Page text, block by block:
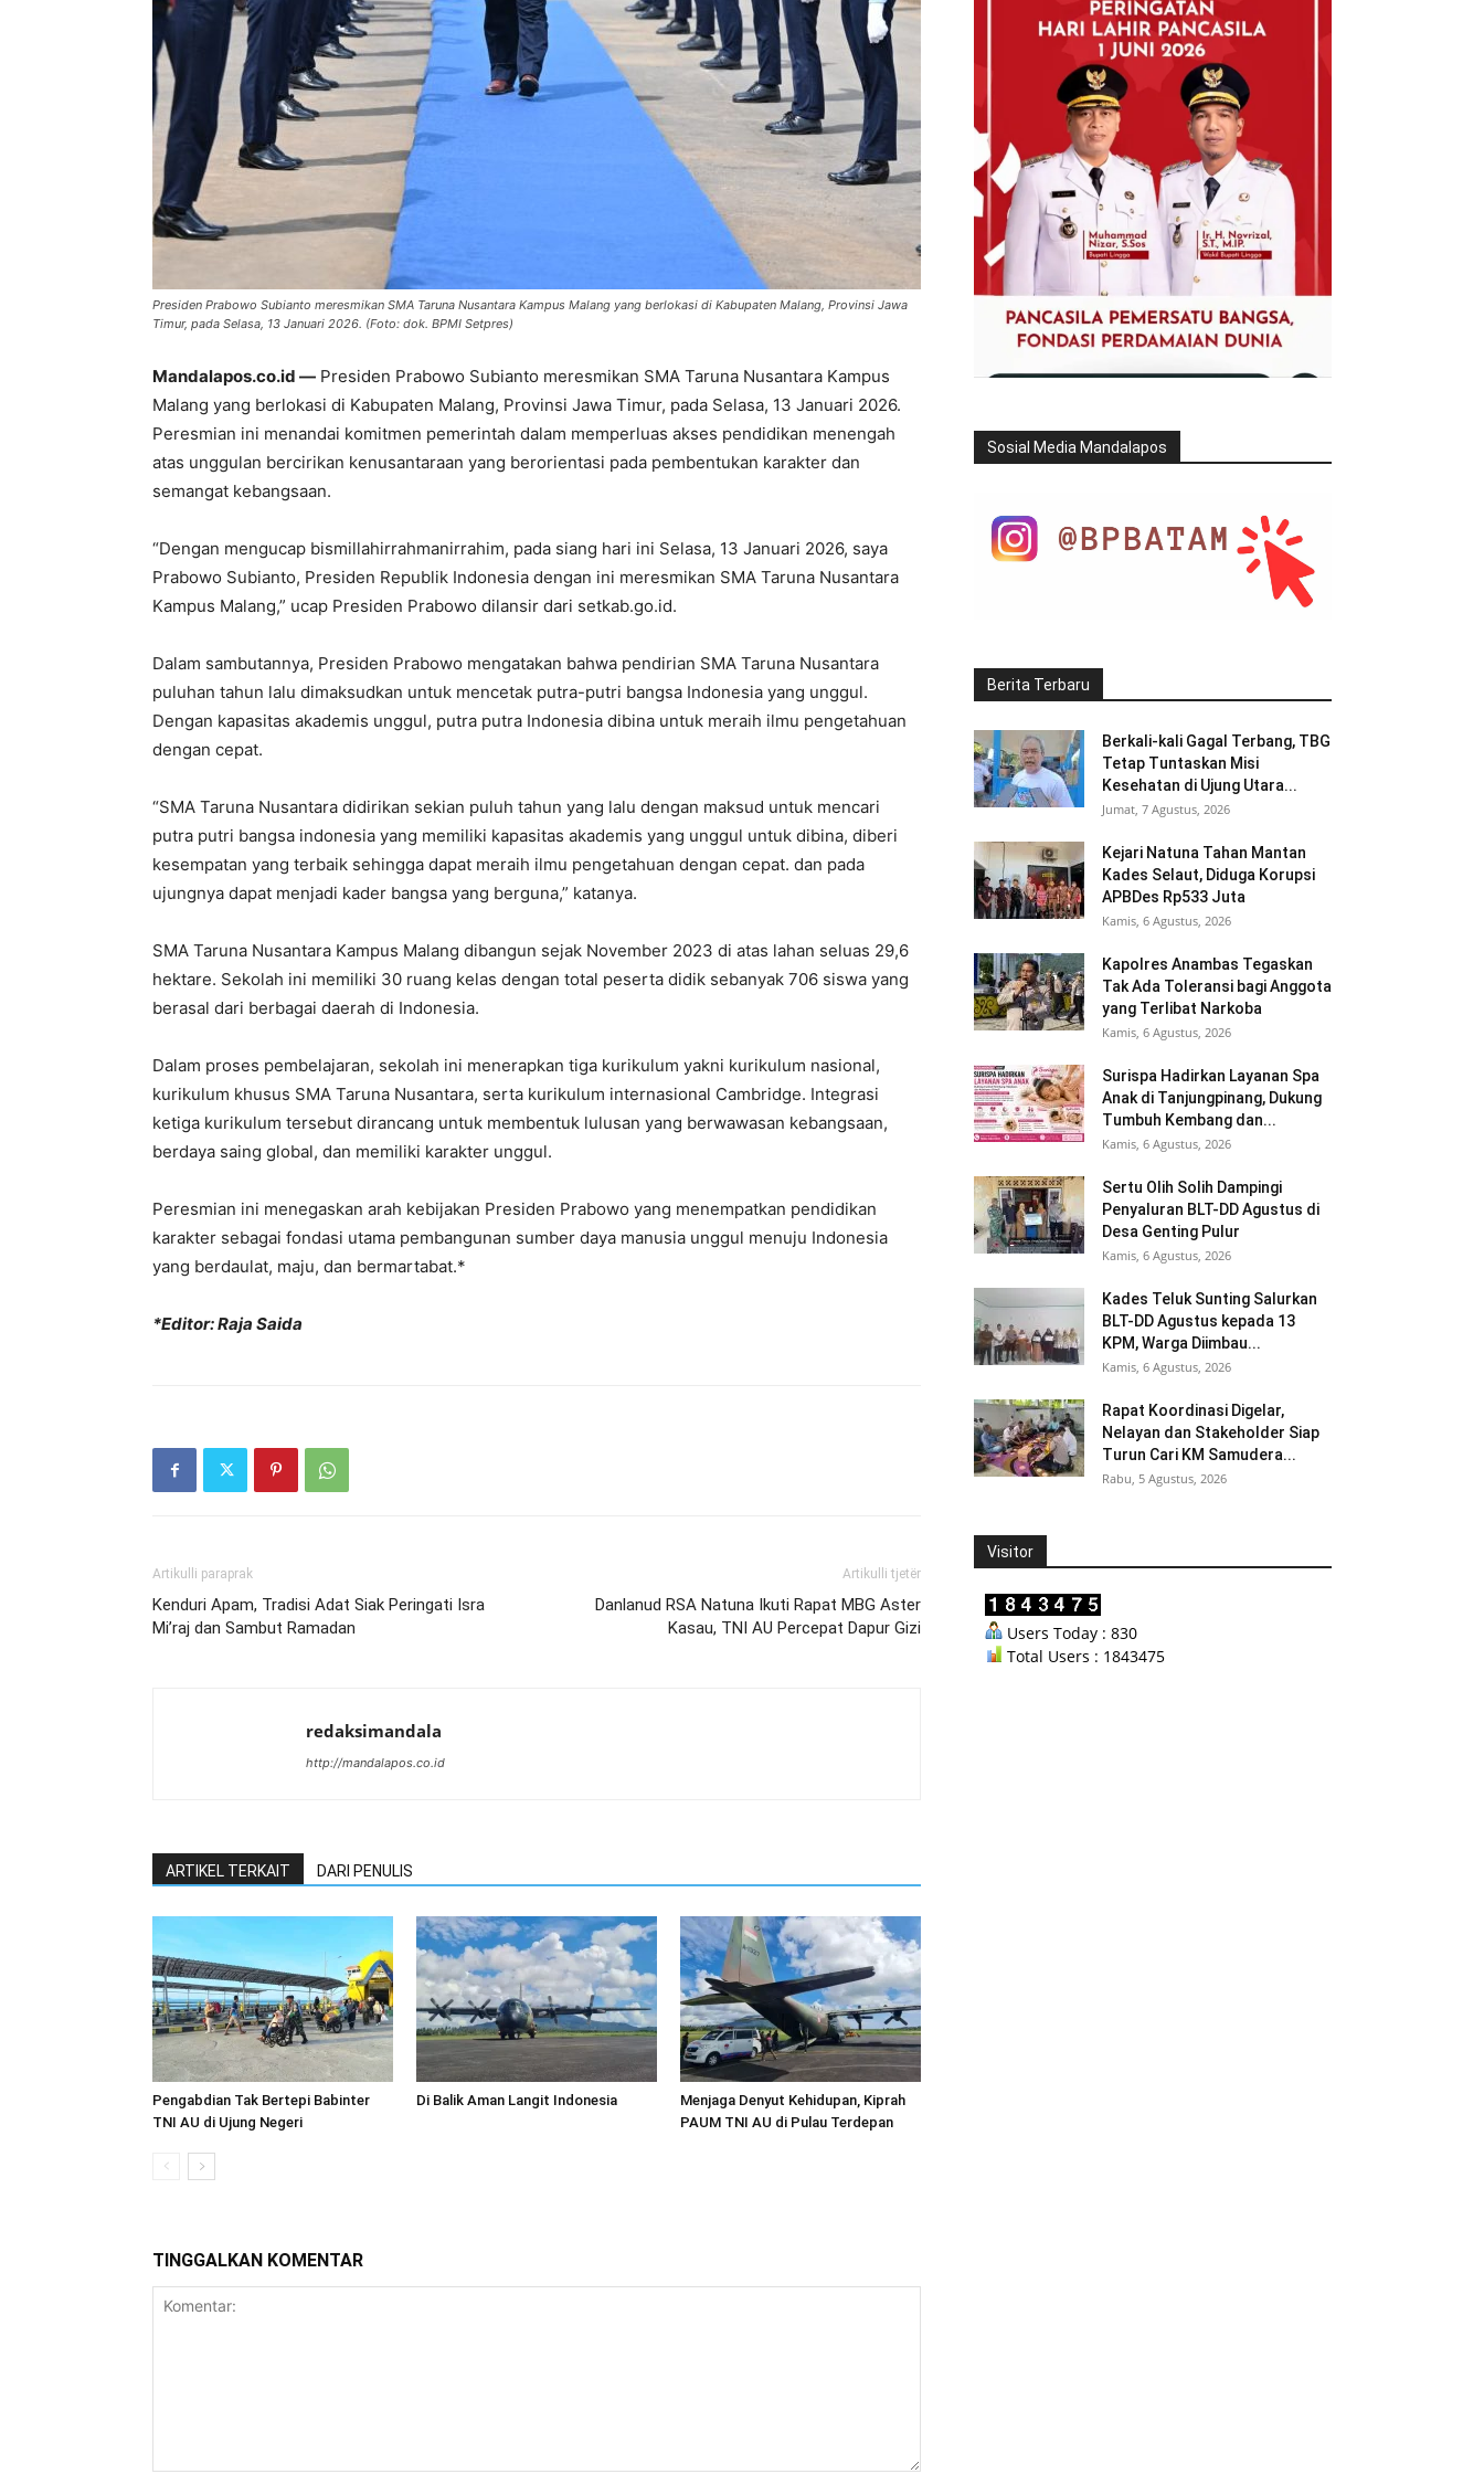
Presiden Prabowo Subianto meresmikan SMA Taruna Nusantara Kampus Malang yang berlokasi di Kabupaten Malang, Provinsi Jawa
Timur, pada Selasa, 13 Januari 2026. (Foto: dok. BPMI Setpres)
Mandalapos.co.id — Presiden Prabowo Subianto meresmikan SMA Taruna Nusantara Kampus
Malang yang berlokasi di Kabupaten Malang, Provinsi Jawa Timur, pada Selasa, 13 Januari 2026.
Peresmian ini menandai komitmen pemerintah dalam memperluas akses pendidikan menengah
atas unggulan bercirikan kenusantaraan yang berorientasi pada pembentukan karakter dan
semangat kebangsaan.
“Dengan mengucap bismillahirrahmanirrahim, pada siang hari ini Selasa, 13 Januari 2026, saya
Prabowo Subianto, Presiden Republik Indonesia dengan ini meresmikan SMA Taruna Nusantara
Kampus Malang,” ucap Presiden Prabowo dilansir dari setkab.go.id.
Dalam sambutannya, Presiden Prabowo mengatakan bahwa pendirian SMA Taruna Nusantara
puluhan tahun lalu dimaksudkan untuk mencetak putra-putri bangsa Indonesia yang unggul.
Dengan kapasitas akademis unggul, putra putra Indonesia dibina untuk meraih ilmu pengetahuan
dengan cepat.
“SMA Taruna Nusantara didirikan sekian puluh tahun yang lalu dengan maksud untuk mencari
putra putri bangsa indonesia yang memiliki kapasitas akademis yang unggul untuk dibina, diberi
kesempatan yang terbaik sehingga dapat meraih ilmu pengetahuan dengan cepat. dan pada
ujungnya dapat menjadi kader bangsa yang berguna,” katanya.
SMA Taruna Nusantara Kampus Malang dibangun sejak November 2023 di atas lahan seluas 29,6
hektare. Sekolah ini memiliki 30 ruang kelas dengan total peserta didik sebanyak 706 siswa yang
berasal dari berbagai daerah di Indonesia.
Dalam proses pembelajaran, sekolah ini menerapkan tiga kurikulum yakni kurikulum nasional,
kurikulum khusus SMA Taruna Nusantara, serta kurikulum internasional Cambridge. Integrasi
ketiga kurikulum tersebut dirancang untuk membentuk lulusan yang berwawasan kebangsaan,
berdaya saing global, dan memiliki karakter unggul.
Peresmian ini menegaskan arah kebijakan Presiden Prabowo yang menempatkan pendidikan
karakter sebagai fondasi utama pembangunan sumber daya manusia unggul menuju Indonesia
yang berdaulat, maju, dan bermartabat.*
*Editor: Raja Saida
Artikulli paraprak
Kenduri Apam, Tradisi Adat Siak Peringati Isra
Mi’raj dan Sambut Ramadan
Artikulli tjetër
Danlanud RSA Natuna Ikuti Rapat MBG Aster
Kasau, TNI AU Percepat Dapur Gizi
redaksimandala
http://mandalapos.co.id
ARTIKEL TERKAIT DARI PENULIS
Pengabdian Tak Bertepi Babinter
TNI AU di Ujung Negeri
Di Balik Aman Langit Indonesia
Menjaga Denyut Kehidupan, Kiprah
PAUM TNI AU di Pulau Terdepan
TINGGALKAN KOMENTAR
Sosial Media Mandalapos
Berita Terbaru
Berkali-kali Gagal Terbang, TBG
Tetap Tuntaskan Misi
Kesehatan di Ujung Utara...
Jumat, 7 Agustus, 2026
Kejari Natuna Tahan Mantan
Kades Selaut, Diduga Korupsi
APBDes Rp533 Juta
Kamis, 6 Agustus, 2026
Kapolres Anambas Tegaskan
Tak Ada Toleransi bagi Anggota
yang Terlibat Narkoba
Kamis, 6 Agustus, 2026
Surispa Hadirkan Layanan Spa
Anak di Tanjungpinang, Dukung
Tumbuh Kembang dan...
Kamis, 6 Agustus, 2026
Sertu Olih Solih Dampingi
Penyaluran BLT-DD Agustus di
Desa Genting Pulur
Kamis, 6 Agustus, 2026
Kades Teluk Sunting Salurkan
BLT-DD Agustus kepada 13
KPM, Warga Diimbau...
Kamis, 6 Agustus, 2026
Rapat Koordinasi Digelar,
Nelayan dan Stakeholder Siap
Turun Cari KM Samudera...
Rabu, 5 Agustus, 2026
Visitor
Users Today : 830
Total Users : 1843475